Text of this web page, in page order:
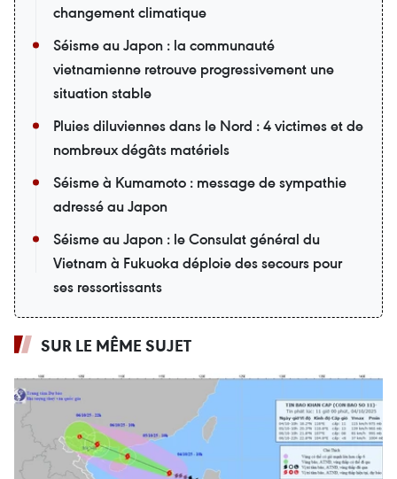
changement climatique
Séisme au Japon : la communauté
vietnamienne retrouve progressivement une
situation stable
Pluies diluviennes dans le Nord : 4 victimes et de
nombreux dégâts matériels
Séisme à Kumamoto : message de sympathie
adressé au Japon
Séisme au Japon : le Consulat général du
Vietnam à Fukuoka déploie des secours pour
ses ressortissants
SUR LE MÊME SUJET